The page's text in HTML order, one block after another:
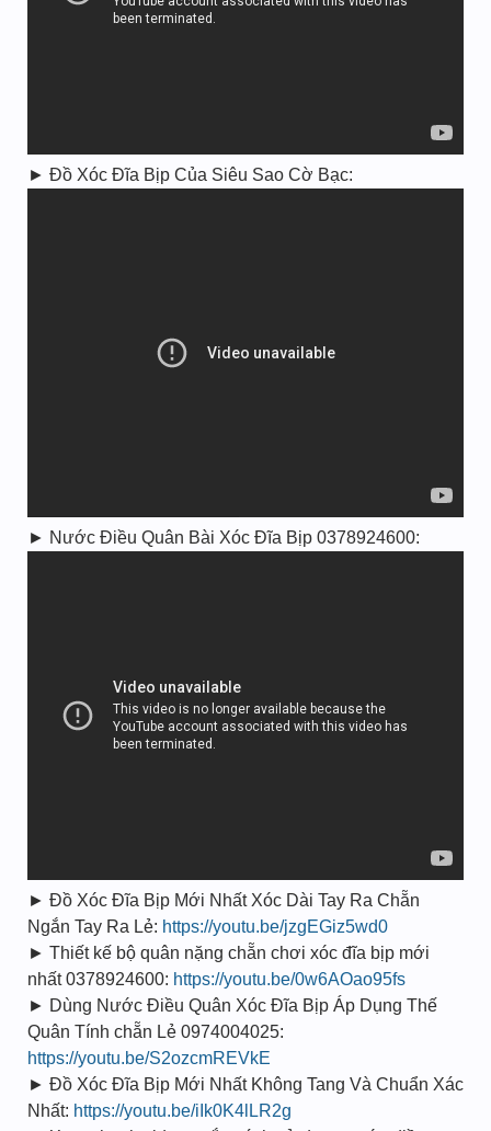
► Đồ Xóc Đĩa Bịp Của Siêu Sao Cờ Bạc:
► Nước Điều Quân Bài Xóc Đĩa Bịp 0378924600:
► Đồ Xóc Đĩa Bịp Mới Nhất Xóc Dài Tay Ra Chẵn
Ngắn Tay Ra Lẻ: https://youtu.be/jzgEGiz5wd0
► Thiết kế bộ quân nặng chẵn chơi xóc đĩa bịp mới
nhất 0378924600: https://youtu.be/0w6AOao95fs
► Dùng Nước Điều Quân Xóc Đĩa Bịp Áp Dụng Thế
Quân Tính chẵn Lẻ 0974004025:
https://youtu.be/S2ozcmREVkE
► Đồ Xóc Đĩa Bịp Mới Nhất Không Tang Và Chuẩn Xác
Nhất: https://youtu.be/iIk0K4lLR2g